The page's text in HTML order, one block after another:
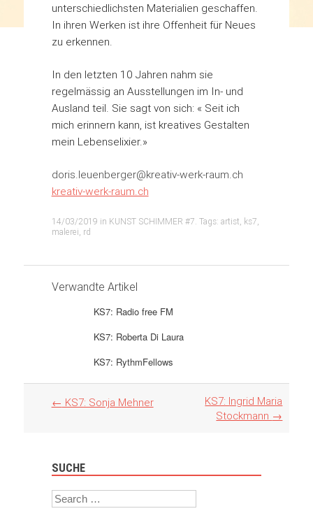
unterschiedlichsten Materialien geschaffen.
In ihren Werken ist ihre Offenheit für Neues
zu erkennen.
In den letzten 10 Jahren nahm sie
regelmässig an Ausstellungen im In- und
Ausland teil. Sie sagt von sich: « Seit ich
mich erinnern kann, ist kreatives Gestalten
mein Lebenselixier.»
doris.leuenberger@kreativ-werk-raum.ch
kreativ-werk-raum.ch
14/03/2019 in KUNST SCHIMMER #7. Tags: artist, ks7,
malerei, rd
Verwandte Artikel
KS7: Radio free FM
KS7: Roberta Di Laura
KS7: RythmFellows
Artikel
← KS7: Sonja Mehner
KS7: Ingrid Maria
Stockmann →
SUCHE
Search